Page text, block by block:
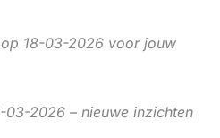
18-03-2026 voor jouw
03-2026 – nieuwe inzichten